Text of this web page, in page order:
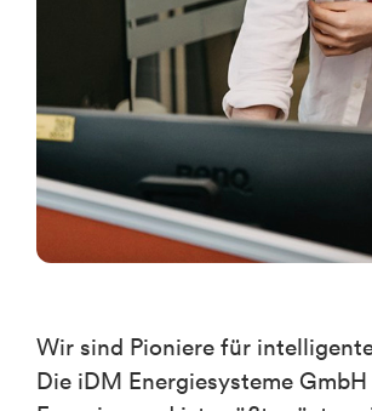
Wir sind Pioniere für
Die iDM Energiesysteme